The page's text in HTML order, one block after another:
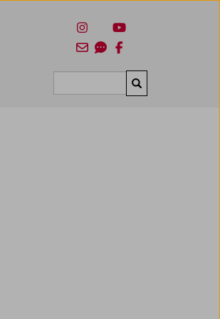
Suchen